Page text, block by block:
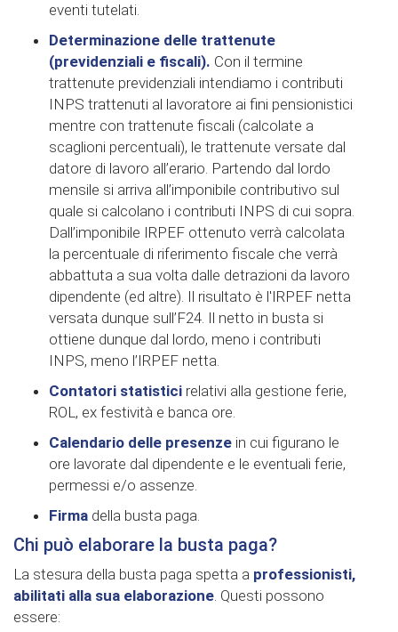
eventi tutelati.
Determinazione delle trattenute
(previdenziali e fiscali). Con il termine
trattenute previdenziali intendiamo i contributi
INPS trattenuti al lavoratore ai fini pensionistici
mentre con trattenute fiscali (calcolate a
scaglioni percentuali), le trattenute versate dal
datore di lavoro all’erario. Partendo dal lordo
mensile si arriva all’imponibile contributivo sul
quale si calcolano i contributi INPS di cui sopra.
Dall’imponibile IRPEF ottenuto verrà calcolata
la percentuale di riferimento fiscale che verrà
abbattuta a sua volta dalle detrazioni da lavoro
dipendente (ed altre). Il risultato è l'IRPEF netta
versata dunque sull’F24. Il netto in busta si
ottiene dunque dal lordo, meno i contributi
INPS, meno l’IRPEF netta.
Contatori statistici relativi alla gestione ferie,
ROL, ex festività e banca ore.
Calendario delle presenze in cui figurano le
ore lavorate dal dipendente e le eventuali ferie,
permessi e/o assenze.
Firma della busta paga.
Chi può elaborare la busta paga?
La stesura della busta paga spetta a professionisti,
abilitati alla sua elaborazione. Questi possono
essere: